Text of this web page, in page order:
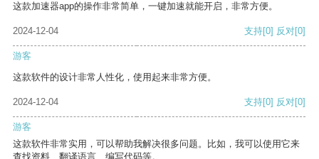
这款加速器app的操作非常简单，一键加速就能开启，非常方便。
2024-12-04 支持[0] 反对[0]
游客
这款软件的设计非常人性化，使用起来非常方便。
2024-12-04 支持[0] 反对[0]
游客
这款软件非常实用，可以帮助我解决很多问题。比如，我可以使用它来
查找资料、翻译语言、编写代码等。